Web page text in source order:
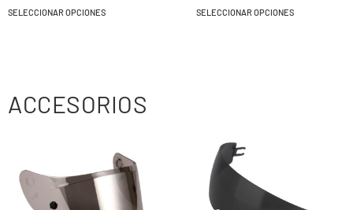
SELECCIONAR OPCIONES SELECCIONAR OPCIONES
ACCESORIOS